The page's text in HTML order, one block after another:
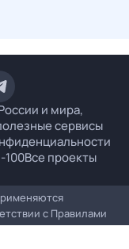
и мира,
сервисы
100Все проекты
с Правилами